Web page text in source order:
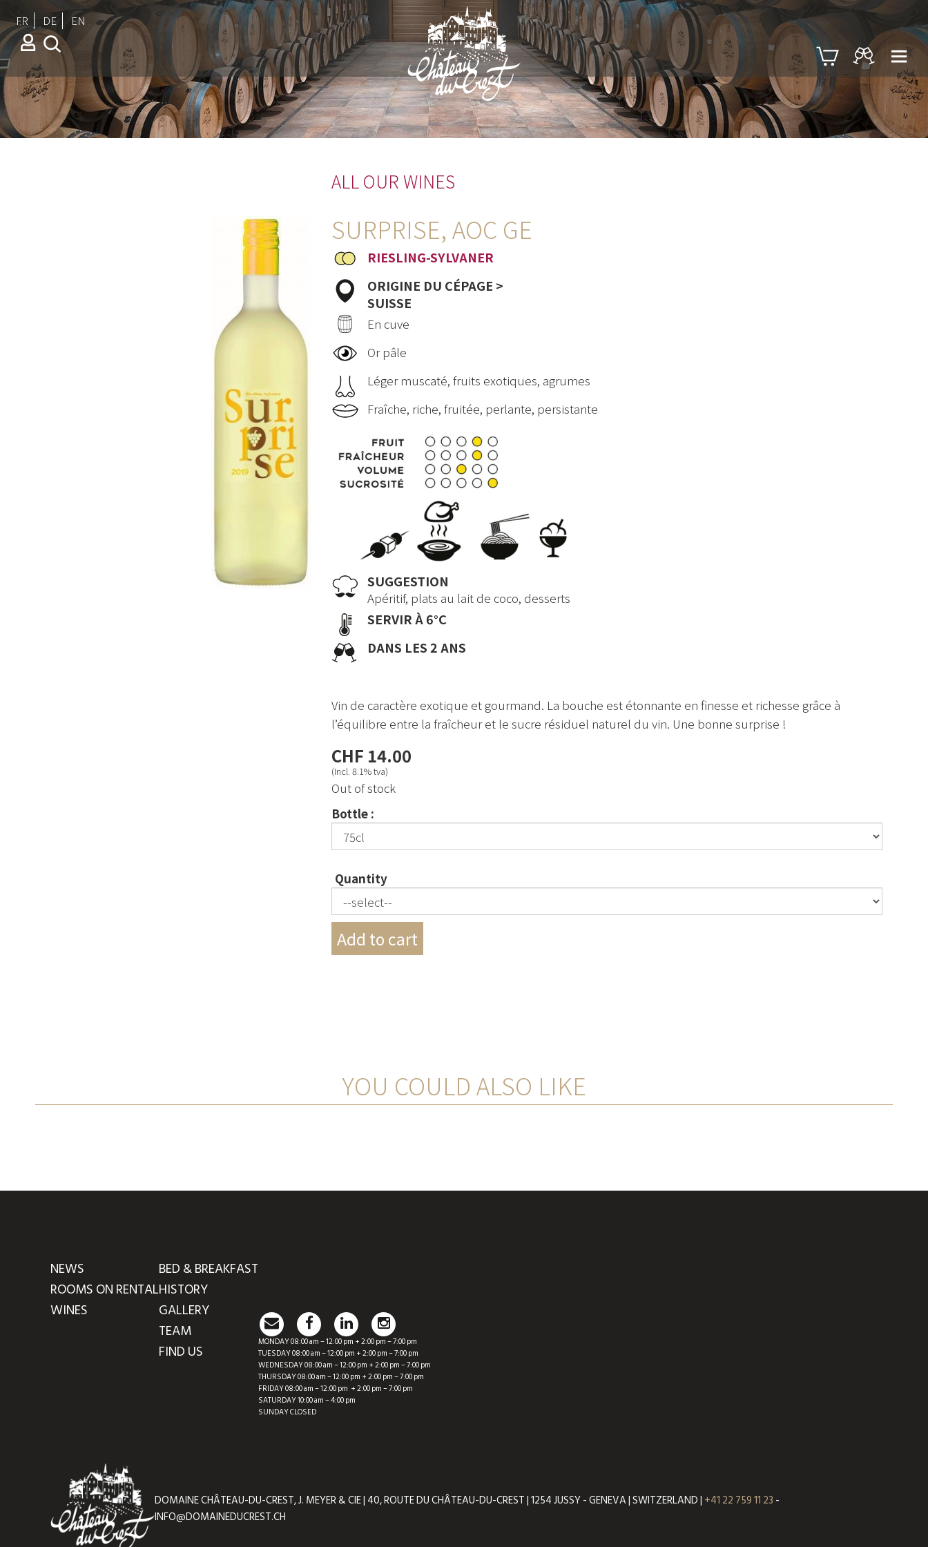
FR DE EN
ALL OUR WINES
SURPRISE, AOC GE
RIESLING-SYLVANER
ORIGINE DU CÉPAGE >
SUISSE
En cuve
Or pâle
Léger muscaté, fruits exotiques, agrumes
Fraîche, riche, fruitée, perlante, persistante
SUGGESTION
Apéritif, plats au lait de coco, desserts
SERVIR À 6°C
DANS LES 2 ANS
Vin de caractère exotique et gourmand. La bouche est étonnante en finesse et richesse grâce à
l’équilibre entre la fraîcheur et le sucre résiduel naturel du vin. Une bonne surprise !
CHF 14.00
(Incl. 8.1% tva)
Out of stock
Bottle :
Quantity
YOU COULD ALSO LIKE
NEWS
ROOMS ON RENTAL
WINES
BED & BREAKFAST
HISTORY
GALLERY
TEAM
FIND US
MONDAY 08:00 am – 12:00 pm + 2:00 pm – 7:00 pm
TUESDAY 08:00 am – 12:00 pm + 2:00 pm – 7:00 pm
WEDNESDAY 08:00 am – 12:00 pm + 2:00 pm – 7:00 pm
THURSDAY 08:00 am – 12:00 pm + 2:00 pm – 7:00 pm
FRIDAY 08:00 am – 12:00 pm + 2:00 pm – 7:00 pm
SATURDAY 10:00 am – 4:00 pm
SUNDAY CLOSED
DOMAINE CHÂTEAU-DU-CREST, J. MEYER & CIE | 40, ROUTE DU CHÂTEAU-DU-CREST | 1254 JUSSY - GENEVA | SWITZERLAND | +41 22 759 11 23 -
INFO@DOMAINEDUCREST.CH